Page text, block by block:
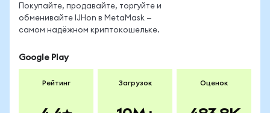
Покупайте, продавайте, торгуйте и
обменивайте IJHon в MetaMask —
самом надёжном криптокошельке.
Google Play
Рейтинг Загрузок Оценок